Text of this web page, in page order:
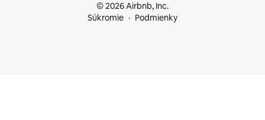
© 2026 Airbnb, Inc.
Súkromie
Podmienky